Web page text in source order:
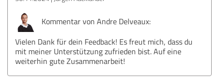
Kommentar von Andre Delveaux:
Vielen Dank für dein Feedback! Es freut mich, dass du
mit meiner Unterstützung zufrieden bist. Auf eine
weiterhin gute Zusammenarbeit!